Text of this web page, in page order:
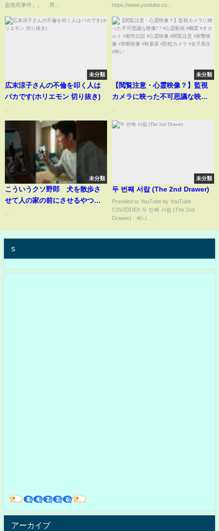
盗致死事件」。 男...
https://www.youtube.co...
未分類
広末涼子さんの不倫を叩く人は
バカです(ホリエモン 切り抜き)
未分類
【閲覧注意・心霊映像？】監視
カメラに映った不可思議な映像?
衝撃映像 #禁断映像 #秋葉原 #防
未分類
こういうクソ野郎 犬を散歩さ
せて人の家の前にさせるやつい
未分類
두 번째 서랍 (The 2nd Drawer)
Provided to YouTube by YouTube
CSV2DDEX 두 번째 서랍 (The 2nd
Drawer) · 써니 ...
s
アーカイブ